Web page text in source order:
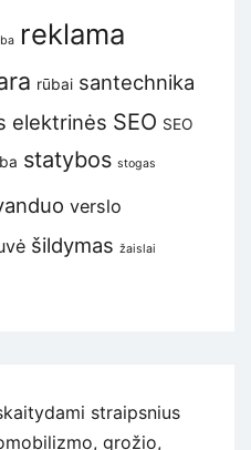
reklama
rūbai santechnika
elektrinės SEO SEO
statybos stogas
verslo
šildymas žaislai
straipsnius
grožio,